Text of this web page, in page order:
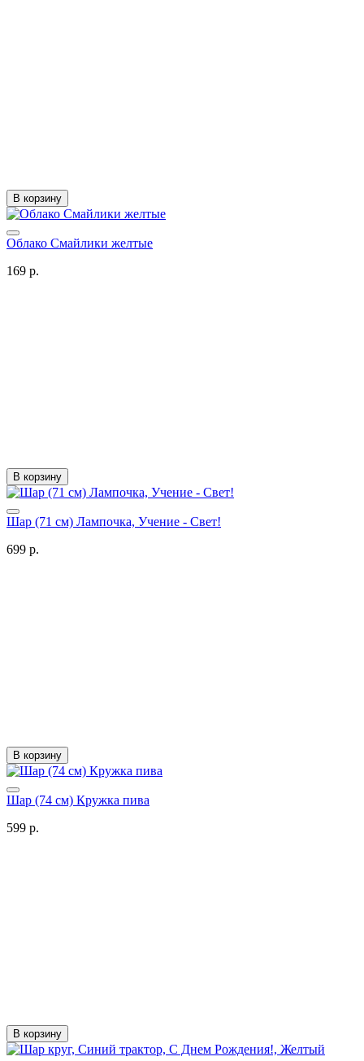
В корзину
Облако Смайлики желтые
169 р.
В корзину
Шар (71 см) Лампочка, Учение - Свет!
699 р.
В корзину
Шар (74 см) Кружка пива
599 р.
В корзину